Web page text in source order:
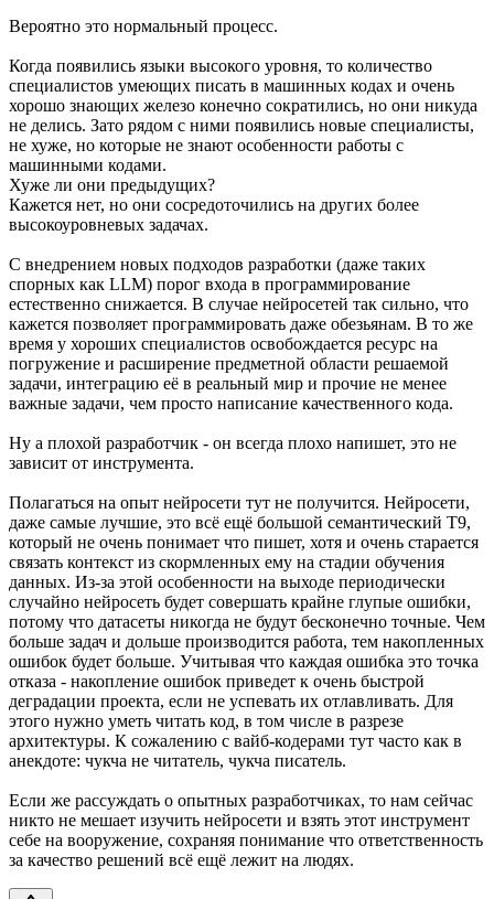
Вероятно это нормальный процесс.
Когда появились языки высокого уровня, то количество
специалистов умеющих писать в машинных кодах и очень
хорошо знающих железо конечно сократились, но они никуда
не делись. Зато рядом с ними появились новые специалисты,
не хуже, но которые не знают особенности работы с
машинными кодами.
Хуже ли они предыдущих?
Кажется нет, но они сосредоточились на других более
высокоуровневых задачах.
С внедрением новых подходов разработки (даже таких
спорных как LLM) порог входа в программирование
естественно снижается. В случае нейросетей так сильно, что
кажется позволяет программировать даже обезьянам. В то же
время у хороших специалистов освобождается ресурс на
погружение и расширение предметной области решаемой
задачи, интеграцию её в реальный мир и прочие не менее
важные задачи, чем просто написание качественного кода.
Ну а плохой разработчик - он всегда плохо напишет, это не
зависит от инструмента.
Полагаться на опыт нейросети тут не получится. Нейросети,
даже самые лучшие, это всё ещё большой семантический T9,
который не очень понимает что пишет, хотя и очень старается
связать контекст из скормленных ему на стадии обучения
данных. Из-за этой особенности на выходе периодически
случайно нейросеть будет совершать крайне глупые ошибки,
потому что датасеты никогда не будут бесконечно точные. Чем
больше задач и дольше производится работа, тем накопленных
ошибок будет больше. Учитывая что каждая ошибка это точка
отказа - накопление ошибок приведет к очень быстрой
деградации проекта, если не успевать их отлавливать. Для
этого нужно уметь читать код, в том числе в разрезе
архитектуры. К сожалению с вайб-кодерами тут часто как в
анекдоте: чукча не читатель, чукча писатель.
Если же рассуждать о опытных разработчиках, то нам сейчас
никто не мешает изучить нейросети и взять этот инструмент
себе на вооружение, сохраняя понимание что ответственность
за качество решений всё ещё лежит на людях.